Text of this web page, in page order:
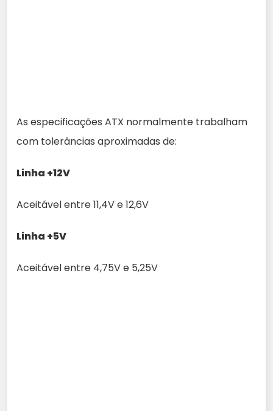
As especificações ATX normalmente trabalham
com tolerâncias aproximadas de:
Linha +12V
Aceitável entre 11,4V e 12,6V
Linha +5V
Aceitável entre 4,75V e 5,25V